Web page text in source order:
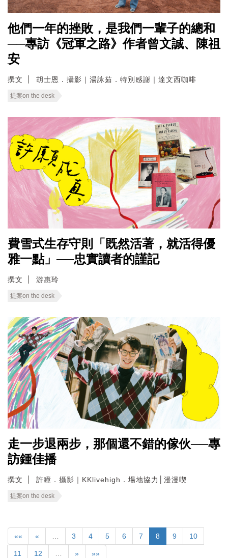
他們一年的挫敗，是我們一輩子的總和
──專訪《冠軍之路》作者曾文誠、陳祖
安
撰文 胡士恩．攝影｜湯詠茹．特別感謝｜達文西咖啡
提案on the desk
費雪式生存守則「既然活著，就活得優
雅一點」──忠實讀者的謹記
撰文 游惠玲
提案on the desk
走一步退兩步，那個還不錯的傢伙──專
訪鍾佳播
撰文 許瞳．攝影｜KKlivehigh．場地協力│漫漫喫
提案on the desk
«« « 3 4 5 6 7 8 9 10
11 12 » »»